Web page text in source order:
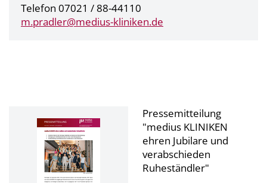
Telefon 07021 / 88-44110
m.pradler@medius-kliniken.de
Pressemitteilung
"medius KLINIKEN
ehren Jubilare und
verabschieden
Ruheständler"